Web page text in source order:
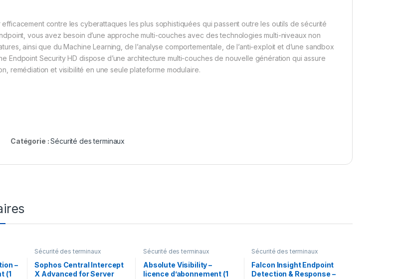
contre les cyberattaques les plus sophistiquées qui passent outre les outils de sécurité
vous avez besoin d’une approche multi-couches avec des technologies multi-niveaux non
ainsi que du Machine Learning, de l’analyse comportementale, de l’anti-exploit et d’une sandbox
Endpoint Security HD dispose d’une architecture multi-couches de nouvelle génération qui assure
remédiation et visibilité en une seule plateforme modulaire.
Catégorie :Sécurité des terminaux
–
(1
Sécurité des terminaux
Sophos Central Intercept
X Advanced for Server
Sécurité des terminaux
Absolute Visibility –
licence d’abonnement (1
Sécurité des terminaux
Falcon Insight Endpoint
Detection & Response –